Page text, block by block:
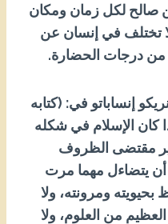
صالح لكل زمان ومكان
تختلف في إنسان عن
من درجات الحضارة.
إنساباتو في: (كتابه
كان الإسلام في شكله
مقتضى الظروف
يتضاءل مهما مرت
بحيويته ومرونته، ولا
من العلوم، ولا